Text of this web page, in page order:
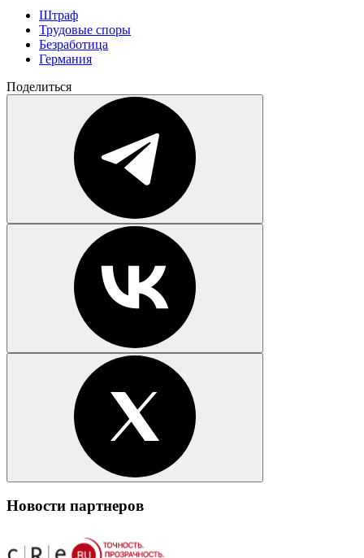
Штраф
Трудовые споры
Безработица
Германия
Поделиться
Новости партнеров